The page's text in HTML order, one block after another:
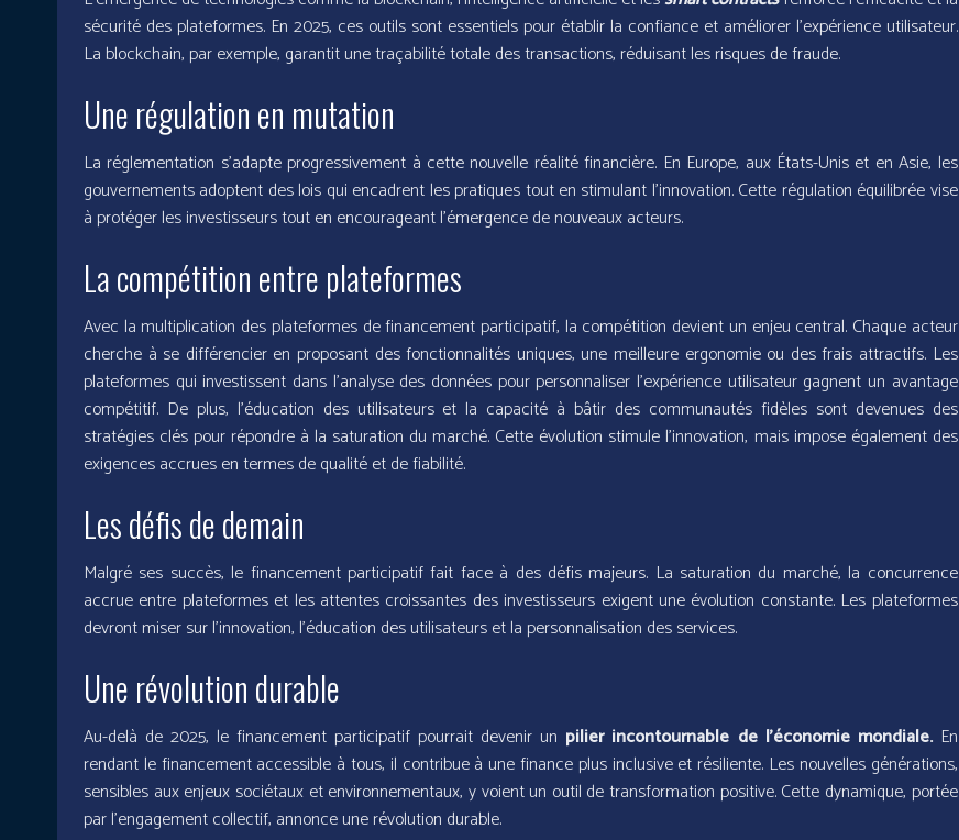
sécurité des plateformes. En 2025, ces outils sont essentiels pour établir la confiance et améliorer l’expérience utilisateur.
La blockchain, par exemple, garantit une traçabilité totale des transactions, réduisant les risques de fraude.
Une régulation en mutation
La réglementation s’adapte progressivement à cette nouvelle réalité financière. En Europe, aux États-Unis et en Asie, les
gouvernements adoptent des lois qui encadrent les pratiques tout en stimulant l’innovation. Cette régulation équilibrée vise
à protéger les investisseurs tout en encourageant l’émergence de nouveaux acteurs.
La compétition entre plateformes
Avec la multiplication des plateformes de financement participatif, la compétition devient un enjeu central. Chaque acteur
cherche à se différencier en proposant des fonctionnalités uniques, une meilleure ergonomie ou des frais attractifs. Les
plateformes qui investissent dans l’analyse des données pour personnaliser l’expérience utilisateur gagnent un avantage
compétitif. De plus, l’éducation des utilisateurs et la capacité à bâtir des communautés fidèles sont devenues des
stratégies clés pour répondre à la saturation du marché. Cette évolution stimule l’innovation, mais impose également des
exigences accrues en termes de qualité et de fiabilité.
Les défis de demain
Malgré ses succès, le financement participatif fait face à des défis majeurs. La saturation du marché, la concurrence
accrue entre plateformes et les attentes croissantes des investisseurs exigent une évolution constante. Les plateformes
devront miser sur l’innovation, l’éducation des utilisateurs et la personnalisation des services.
Une révolution durable
Au-delà de 2025, le financement participatif pourrait devenir un pilier incontournable de l’économie mondiale.En
rendant le financement accessible à tous, il contribue à une finance plus inclusive et résiliente. Les nouvelles générations,
sensibles aux enjeux sociétaux et environnementaux, y voient un outil de transformation positive. Cette dynamique, portée
par l’engagement collectif, annonce une révolution durable.